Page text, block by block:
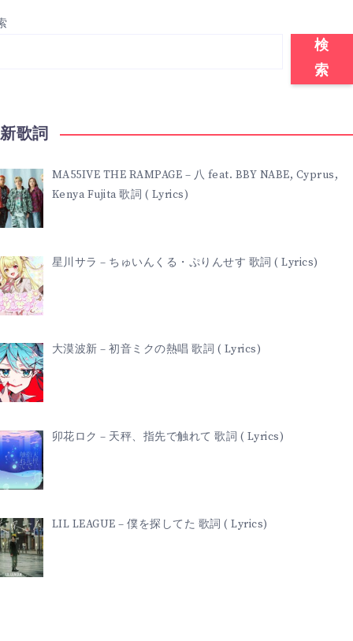
検
索
歌詞
MA55IVE THE RAMPAGE – 八 feat. BBY NABE, Cyprus,
Kenya Fujita 歌詞 ( Lyrics)
星川サラ – ちゅいんくる・ぷりんせす 歌詞 ( Lyrics)
大漠波新 – 初音ミクの熱唱 歌詞 ( Lyrics)
卯花ロク – 天秤、指先で触れて 歌詞 ( Lyrics)
LIL LEAGUE – 僕を探してた 歌詞 ( Lyrics)